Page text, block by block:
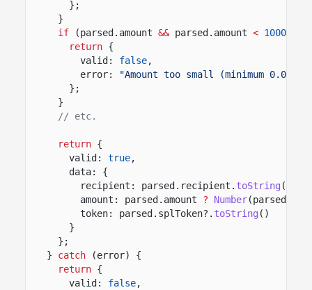
};
}
if
(parsed.amount && parsed.amount < 1000000
return {
valid:
false,
error:
"Amount too small (minimum 0.001
};
}
// etc.
return {
valid:
true,
data: {
recipient: parsed.recipient. toString (),
amount: parsed.amount
? Number
token: parsed.splToken?. toString ()
}
};
}
catch
(error) {
return {
valid:
false,